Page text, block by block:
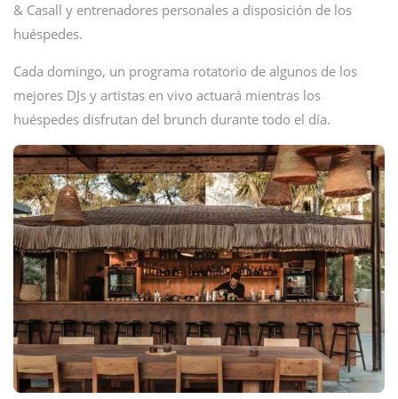
& Casall y entrenadores personales a disposición de los
huéspedes.
Cada domingo, un programa rotatorio de algunos de los
mejores DJs y artistas en vivo actuará mientras los
huéspedes disfrutan del brunch durante todo el día.